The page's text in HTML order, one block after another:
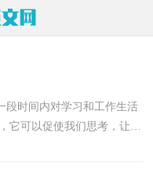
段时间内对学习和工作生活
它可以促使我们思考，让我
的呢？下面...